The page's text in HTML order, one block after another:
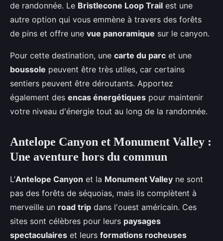
de randonnée. Le Bristlecone Loop Trail est une
autre option qui vous emmène à travers des forêts
de pins et offre une vue panoramique sur le canyon.
Pour cette destination, une carte du parc et une
boussole peuvent être très utiles, car certains
sentiers peuvent être déroutants. Apportez
également des encas énergétiques pour maintenir
votre niveau d'énergie tout au long de la randonnée.
Antelope Canyon et Monument Valley :
Une aventure hors du commun
L’Antelope Canyon et la Monument Valley ne sont
pas des forêts de séquoias, mais ils complètent à
merveille un road trip dans l'ouest américain. Ces
sites sont célèbres pour leurs paysages
spectaculaires et leurs formations rocheuses